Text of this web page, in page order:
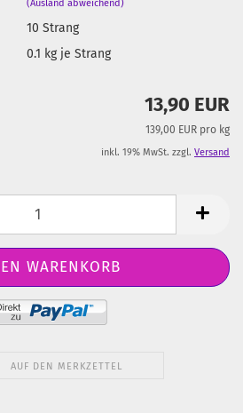
(Ausland abweichend)
10Strang
0.1 kg je Strang
13,90 EUR
139,00 EUR pro kg
inkl. 19% MwSt. zzgl. Versand
AUF DEN MERKZETTEL